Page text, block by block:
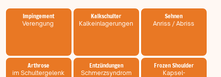
Impingement
Verengung
Kalkschulter
Kalkeinlagerungen
Sehnen
Anriss / Abriss
Arthrose
im Schultergelenk
Entzündungen​
Schmerzsyndrom
Frozen Shoulder
Kapsel-